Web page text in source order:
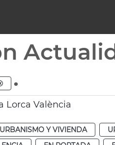
.
Lorca València
URBANISMO Y VIVIENDA